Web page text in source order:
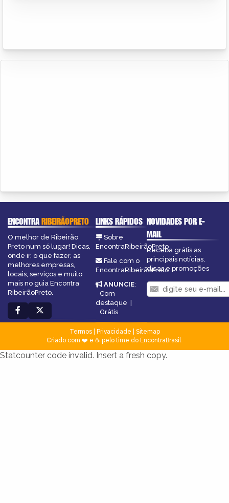
ENCONTRARIBEIRÃOPRETO
O melhor de Ribeirão
Preto num só lugar! Dicas,
onde ir, o que fazer, as
melhores empresas,
locais, serviços e muito
mais no guia Encontra
RibeirãoPreto.
LINKS RÁPIDOS
Sobre
EncontraRibeirãoPreto
Fale com o
EncontraRibeirãoPreto
ANUNCIE:
Com
destaque |
Grátis
NOVIDADES POR E-
MAIL
Receba grátis as
principais notícias,
dicas e promoções
Termos| Privacidade
Sitemap
Criado com ❤️ e ☕ pelo time do EncontraBrasil
Statcounter code invalid. Insert a fresh copy.